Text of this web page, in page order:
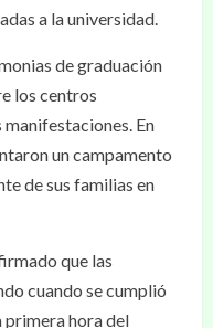
a la universidad.
de graduación
los centros
En
un campamento
de sus familias en
que las
cuando se cumplió
primera hora del